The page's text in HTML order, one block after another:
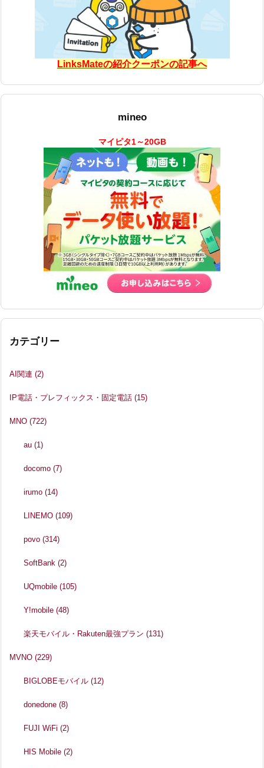
LinksMateの紹介クーポンの記事へ
mineo
マイピタ1～20GB
カテゴリー
AI関連 (2)
IP電話・プレフィックス・固定電話 (15)
MNO (722)
au(1)
docomo(7)
irumo(14)
LINEMO(109)
povo(314)
SoftBank(2)
UQmobile(105)
Y!mobile(48)
楽天モバイル・Rakuten最強プラン(131)
MVNO (229)
BIGLOBEモバイル(12)
donedone(8)
FUJI WiFi(2)
HIS Mobile(2)